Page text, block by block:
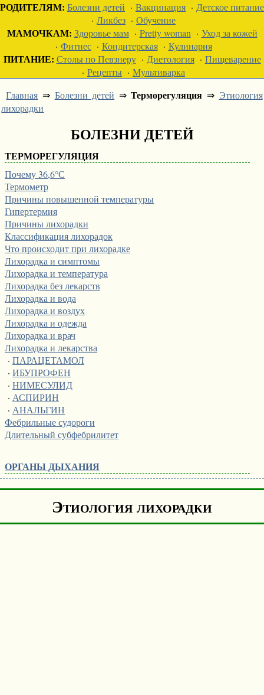
РОДИТЕЛЯМ: Болезни детей · Вакцинация · Детское питание
· Ликбез · Обучение
МАМОЧКАМ: Здоровье мам· Pretty woman · Уход за кожей
· Фитнес· Кондитерская· Кулинария
ПИТАНИЕ: Столы по Певзнеру· Диетология· Пищеварение
· Рецепты · Мультиварка
Главная ⇒ Болезни детей ⇒Терморегуляция ⇒ Этиология
лихорадки
БОЛЕЗНИ ДЕТЕЙ
ТЕРМОРЕГУЛЯЦИЯ
Почему 36,6°С
Термометр
Причины повышенной температуры
Гипертермия
Причины лихорадки
Классификация лихорадок
Что происходит при лихорадке
Лихорадка и симптомы
Лихорадка и температура
Лихорадка без лекарств
Лихорадка и вода
Лихорадка и воздух
Лихорадка и одежда
Лихорадка и врач
Лихорадка и лекарства
· ПАРАЦЕТАМОЛ
· ИБУПРОФЕН
· НИМЕСУЛИД
· АСПИРИН
· АНАЛЬГИН
Фебрильные судороги
Длительный субфебрилитет
ОРГАНЫ ДЫХАНИЯ
Этиология лихорадки